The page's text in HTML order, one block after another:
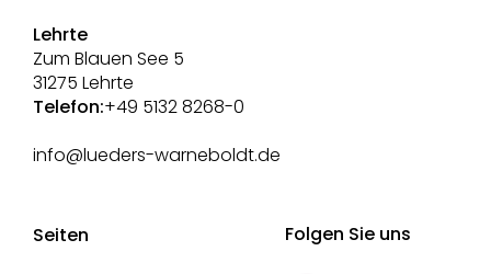
Lehrte
Zum Blauen See 5
31275 Lehrte
Telefon:+49 5132 8268-0
info@lueders-warneboldt.de
Seiten Folgen Sie uns